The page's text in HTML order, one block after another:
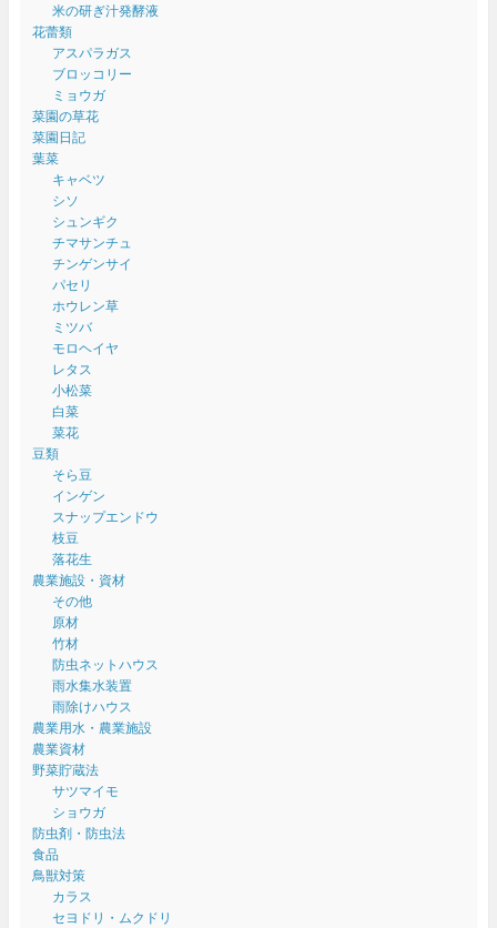
米の研ぎ汁発酵液
花蕾類
アスパラガス
ブロッコリー
ミョウガ
菜園の草花
菜園日記
葉菜
キャベツ
シソ
シュンギク
チマサンチュ
チンゲンサイ
パセリ
ホウレン草
ミツバ
モロヘイヤ
レタス
小松菜
白菜
菜花
豆類
そら豆
インゲン
スナップエンドウ
枝豆
落花生
農業施設・資材
その他
原材
竹材
防虫ネットハウス
雨水集水装置
雨除けハウス
農業用水・農業施設
農業資材
野菜貯蔵法
サツマイモ
ショウガ
防虫剤・防虫法
食品
鳥獣対策
カラス
セヨドリ・ムクドリ